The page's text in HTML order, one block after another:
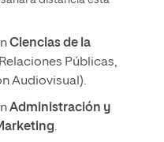
Ciencias de la
Públicas,
Audiovisual).
Administración y
.